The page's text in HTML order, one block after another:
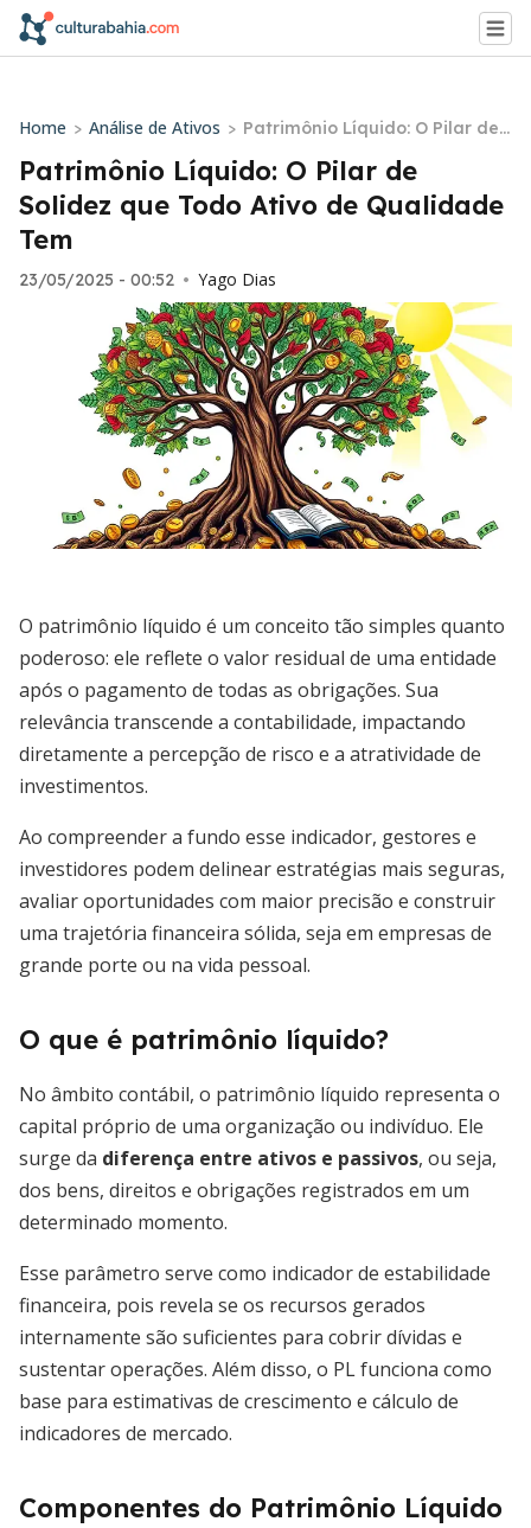
Home > Análise de Ativos > Patrimônio Líquido: O Pilar de
Solidez que Todo Ativo de Qua
lidade Tem
Patrimônio Líquido: O Pilar de
Solidez que Todo Ativo de Qualidade
Tem
23/05/2025 - 00:52 • Yago Dias
O patrimônio líquido é um conceito tão simples quanto
poderoso: ele reflete o valor residual de uma entidade
após o pagamento de todas as obrigações. Sua
relevância transcende a contabilidade, impactando
diretamente a percepção de risco e a atratividade de
investimentos.
Ao compreender a fundo esse indicador, gestores e
investidores podem delinear estratégias mais seguras,
avaliar oportunidades com maior precisão e construir
uma trajetória financeira sólida, seja em empresas de
grande porte ou na vida pessoal.
O que é patrimônio líquido?
No âmbito contábil, o patrimônio líquido representa o
capital próprio de uma organização ou indivíduo. Ele
surge da diferença entre ativos e passivos, ou seja,
dos bens, direitos e obrigações registrados em um
determinado momento.
Esse parâmetro serve como indicador de estabilidade
financeira, pois revela se os recursos gerados
internamente são suficientes para cobrir dívidas e
sustentar operações. Além disso, o PL funciona como
base para estimativas de crescimento e cálculo de
indicadores de mercado.
Componentes do Patrimônio Líquido